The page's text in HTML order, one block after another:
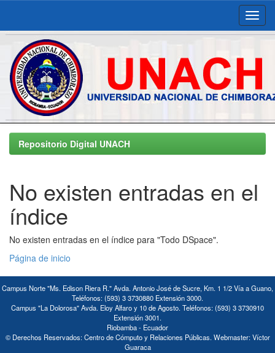
Skip
navigationRepositorio Digital UNACH
No existen entradas en el
índice
No existen entradas en el índice para "Todo DSpace".
Página de inicio
Campus Norte "Ms. Edison Riera R." Avda. Antonio José de Sucre, Km. 1 1/2 Vía a Guano,
Teléfonos: (593) 3 3730880 Extensión 3000.
Campus "La Dolorosa" Avda. Eloy Alfaro y 10 de Agosto. Teléfonos: (593) 3 3730910
Extensión 3001.
Riobamba - Ecuador
© Derechos Reservados: Centro de Cómputo y Relaciones Públicas. Webmaster: Víctor
Guaraca